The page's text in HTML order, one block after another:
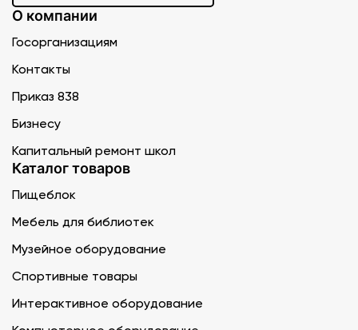
О компании
Госорганизациям
Контакты
Приказ 838
Бизнесу
Капитальный ремонт школ
Каталог товаров
Пищеблок
Мебель для библиотек
Музейное оборудование
Спортивные товары
Интерактивное оборудование